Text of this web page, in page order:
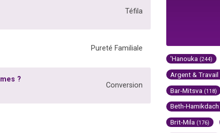
Téfila
Pureté Familiale
?
Conversion
'Hanouka (244)
Argent & Travail
Bar-Mitsva (118)
Beth-Hamikdach
Brit-Mila (176)